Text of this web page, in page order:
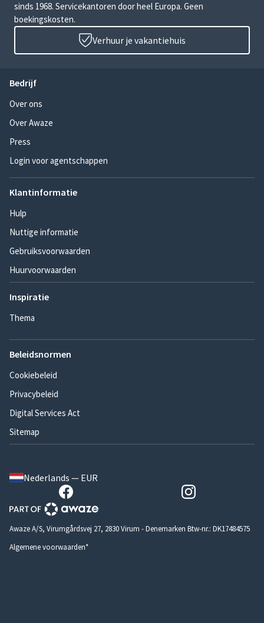
sinds 1968. Servicekantoren door heel Europa. Geen
boekingskosten.
Verhuur je vakantiehuis
Bedrijf
Over ons
Over Awaze
Press
Login voor agentschappen
Klantinformatie
Hulp
Nuttige informatie
Gebruiksvoorwaarden
Huurvoorwaarden
Inspiratie
Thema
Beleidsnormen
Cookiebeleid
Privacybeleid
Digital Services Act
Sitemap
Nederlands — EUR
Awaze A/S, Virumgårdsvej 27, 2830 Virum - Denemarken Btw-nr.: DK17484575
Algemene voorwaarden*